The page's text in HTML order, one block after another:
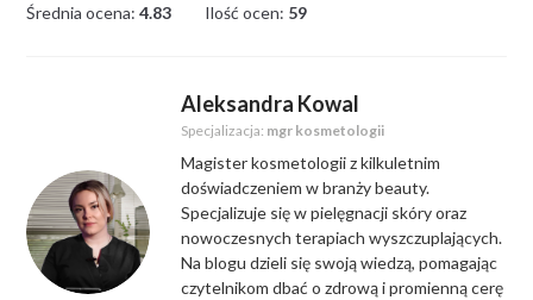
Średnia ocena: 4.83 Ilość ocen: 59
Aleksandra Kowal
Specjalizacja: mgr kosmetologii
Magister kosmetologii z kilkuletnim
doświadczeniem w branży beauty.
Specjalizuje się w pielęgnacji skóry oraz
nowoczesnych terapiach wyszczuplających.
Na blogu dzieli się swoją wiedzą, pomagając
czytelnikom dbać o zdrową i promienną cerę